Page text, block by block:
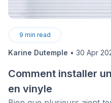
9 min read
Karine Dutemple • 30 Apr
Comment installer
en vinyle